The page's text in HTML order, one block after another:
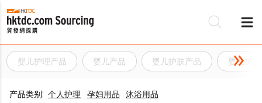
婴儿护理产品 婴儿产品 婴儿护肤产品 婴儿护
产品类别: 个人护理 孕妇用品
沐浴用品